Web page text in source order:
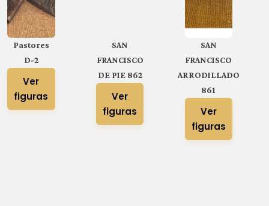
Pastores
D-2
Ver
figuras
SAN
FRANCISCO
DE PIE 862
Ver
figuras
SAN
FRANCISCO
ARRODILLADO
861
Ver
figuras